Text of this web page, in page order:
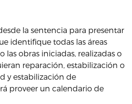
la sentencia para presentar
identifique todas las áreas
las obras iniciadas, realizadas o
reparación, estabilización o
y estabilización de
proveer un calendario de